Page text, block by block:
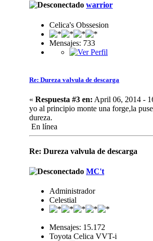
warrior
Celica's Obssesion
Mensajes: 733
Re: Dureza valvula de descarga
« Respuesta #3 en: April 06, 2014 -
yo al principio monte una forge,la
dureza.
En línea
Re: Dureza valvula de descarga
MC't
Administrador
Celestial
Mensajes: 15.172
Toyota Celica VVT-i